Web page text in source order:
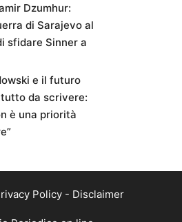
Dzumhur:
di Sarajevo al
sfidare Sinner a
e il futuro
da scrivere:
è una priorità
Policy- Disclaimer